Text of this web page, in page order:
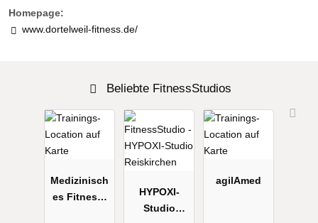
Homepage:
www.dortelweil-fitness.de/
Beliebte FitnessStudios
Medizinisch
es Fitness-
HYPOXI-
Studio
agilAmed